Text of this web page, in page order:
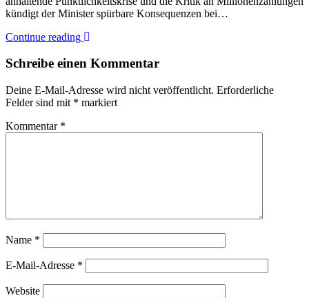
kündigt der Minister spürbare Konsequenzen bei…
Continue reading
Schreibe einen Kommentar
Deine E-Mail-Adresse wird nicht veröffentlicht. Erforderliche
Felder sind mit * markiert
Kommentar *
Name *
E-Mail-Adresse *
Website